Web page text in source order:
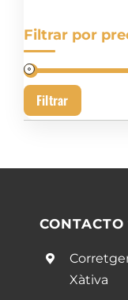
Filtrar por
Filtrar
CONTACTO
Xàtiva